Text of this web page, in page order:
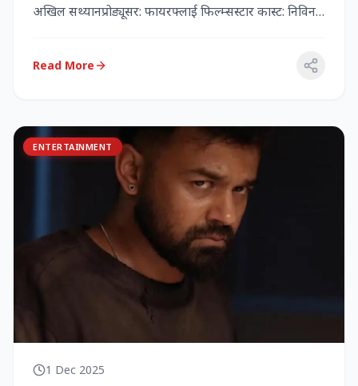
अखिल सथ्यानप्रोड्यूसर: फायरफ्लाई फिल्म्सस्टार कास्ट: निविन
Read More
ENTERTAINMENT
1 Dec 2025